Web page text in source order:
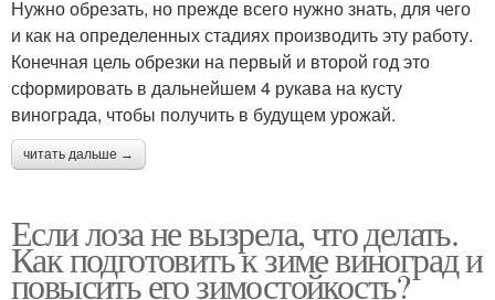
Нужно обрезать, но прежде всего нужно знать, для чего
и как на определенных стадиях производить эту работу.
Конечная цель обрезки на первый и второй год это
сформировать в дальнейшем 4 рукава на кусту
винограда, чтобы получить в будущем урожай.
читать дальше →
Если лоза не вызрела, что делать.
Как подготовить к зиме виноград и
повысить его зимостойкость?